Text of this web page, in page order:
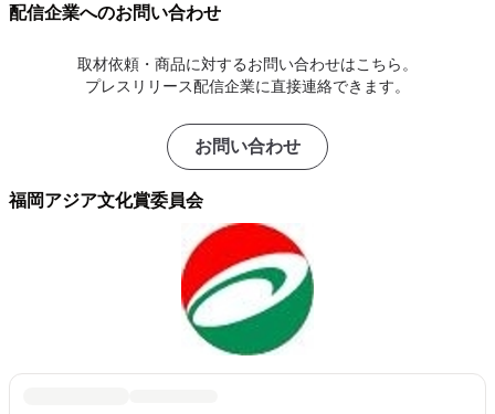
配信企業へのお問い合わせ
取材依頼・商品に対するお問い合わせはこちら。
プレスリリース配信企業に直接連絡できます。
お問い合わせ
福岡アジア文化賞委員会